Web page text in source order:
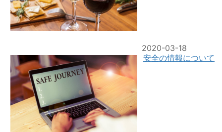
2020-03-18
安全の情報について